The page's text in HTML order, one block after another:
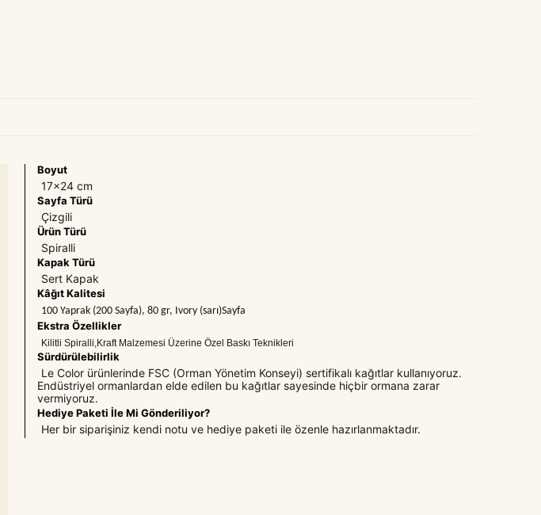
Boyut
17x24 cm
Sayfa Türü
Çizgili
Ürün Türü
Spiralli
Kapak Türü
Sert Kapak
Kâğıt Kalitesi
100 Yaprak (200 Sayfa), 80 gr, Ivory (sarı)Sayfa
Ekstra Özellikler
Kilitli Spiralli,Kraft Malzemesi Üzerine Özel Baskı Teknikleri
Sürdürülebilirlik
Le Color ürünlerinde FSC (Orman Yönetim Konseyi) sertifikalı kağıtlar kullanıyoruz.
Endüstriyel ormanlardan elde edilen bu kağıtlar sayesinde hiçbir ormana zarar
vermiyoruz.
Hediye Paketi İle Mi Gönderiliyor?
Her bir siparişiniz kendi notu ve hediye paketi ile özenle hazırlanmaktadır.